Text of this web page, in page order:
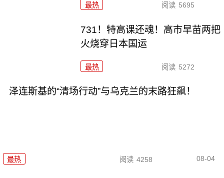
最热 阅读 5695
731！特高课还魂！高市早苗两把
火烧穿日本国运
最热 阅读 5272
泽连斯基的“清场行动”与乌克兰的末路狂飙！
最热 阅读 4258 08-04